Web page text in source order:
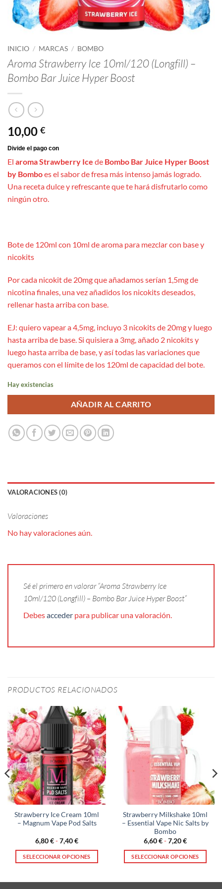
INICIO / MARCAS / BOMBO
Aroma Strawberry Ice 10ml/120 (Longfill) –
Bombo Bar Juice Hyper Boost
10,00 €
El aroma Strawberry Ice de Bombo Bar Juice Hyper Boost
by Bomboes el sabor de fresa más intenso jamás logrado.
Una receta dulce y refrescante que te hará disfrutarlo como
ningún otro.
Bote de 120ml con 10ml de aroma para mezclar con base y
nicokits
Por cada nicokit de 20mg que añadamos serían 1,5mg de
nicotina finales, una vez añadidos los nicokits deseados,
rellenar hasta arriba con base.
EJ: quiero vapear a 4,5mg, incluyo 3 nicokits de 20mg y luego
hasta arriba de base. Si quisiera a 3mg, añado 2 nicokits y
luego hasta arriba de base, y así todas las variaciones que
queramos con el límite de los 120ml de capacidad del bote.
Hay existencias
AÑADIR AL CARRITO
VALORACIONES (0)
Valoraciones
No hay valoraciones aún.
Sé el primero en valorar “Aroma Strawberry Ice
10ml/120 (Longfill) – Bombo Bar Juice Hyper Boost”
Debesacceder para publicar una valoración.
PRODUCTOS RELACIONADOS
Strawberry Ice Cream 10ml
– Magnum Vape Pod Salts
6,80€-7,40€Rango
precios:
desde
SELECCIONAR OPCIONES
Strawberry Milkshake 10ml
– Essential Vape Nic Salts by
Bombo
6,60€-7,20€Rango
precios:
desde
SELECCIONAR OPCIONES